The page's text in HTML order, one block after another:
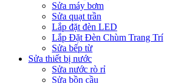
Sửa máy bơm
Sửa quạt trần
Lắp đặt đèn LED
Lắp Đặt Đèn Chùm Trang Trí
Sửa bếp từ
Sửa thiết bị nước
Sửa nước rò rỉ
Sửa bồn cầu